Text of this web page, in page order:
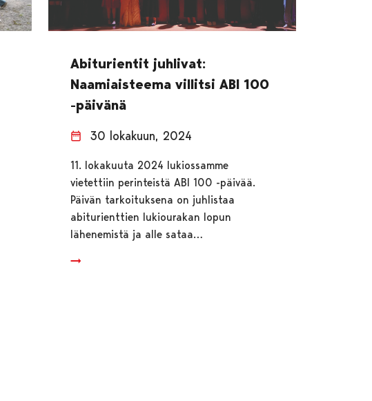
Abiturientit juhlivat:
Naamiaisteema villitsi ABI 100
-päivänä
30 lokakuun, 2024
11. lokakuuta 2024 lukiossamme
vietettiin perinteistä ABI 100 -päivää.
Päivän tarkoituksena on juhlistaa
abiturienttien lukiourakan lopun
lähenemistä ja alle sataa…